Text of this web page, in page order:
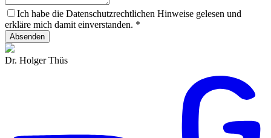
Ich habe die Datenschutzrechtlichen Hinweise gelesen und
erkläre mich damit einverstanden. *
Absenden
Dr. Holger Thüs